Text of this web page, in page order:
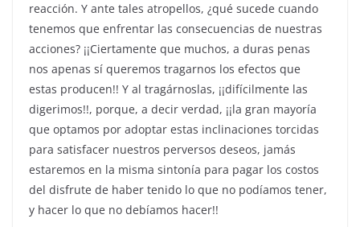
reacción. Y ante tales atropellos, ¿qué sucede cuando
tenemos que enfrentar las consecuencias de nuestras
acciones? ¡¡Ciertamente que muchos, a duras penas
nos apenas sí queremos tragarnos los efectos que
estas producen!! Y al tragárnoslas, ¡¡difícilmente las
digerimos!!, porque, a decir verdad, ¡¡la gran mayoría
que optamos por adoptar estas inclinaciones torcidas
para satisfacer nuestros perversos deseos, jamás
estaremos en la misma sintonía para pagar los costos
del disfrute de haber tenido lo que no podíamos tener,
y hacer lo que no debíamos hacer!!